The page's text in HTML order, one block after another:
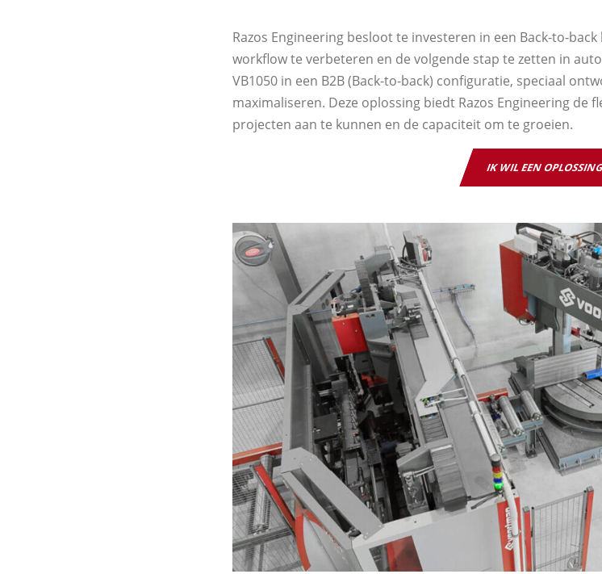
Razos Engineering besloot te investeren in een Back-to-
workflow te verbeteren en de volgende stap te zetten in
VB1050 in een B2B (Back-to-back) configuratie, speciaal
maximaliseren. Deze oplossing biedt Razos Engineering de
projecten aan te kunnen en de capaciteit om te groeien.
IK WIL EEN